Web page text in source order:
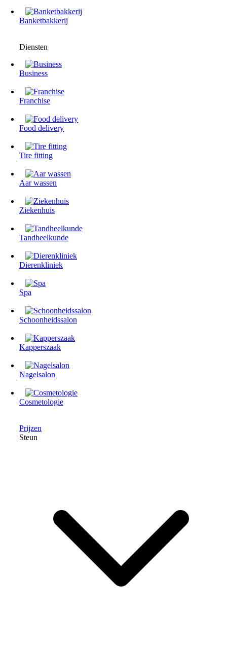
Banketbakkerij
Diensten
Business
Franchise
Food delivery
Tire fitting
Aar wassen
Ziekenhuis
Tandheelkunde
Dierenkliniek
Spa
Schoonheidssalon
Kapperszaak
Nagelsalon
Cosmetologie
Prijzen
Steun